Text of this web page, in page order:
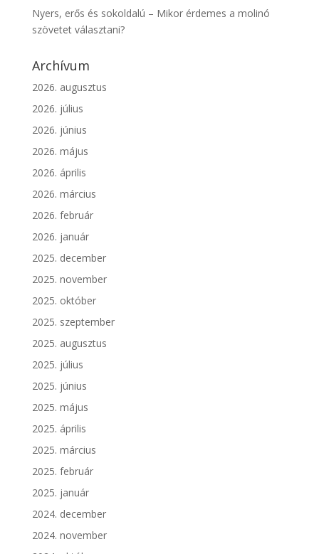
Nyers, erős és sokoldalú – Mikor érdemes a molinó
szövetet választani?
Archívum
2026. augusztus
2026. július
2026. június
2026. május
2026. április
2026. március
2026. február
2026. január
2025. december
2025. november
2025. október
2025. szeptember
2025. augusztus
2025. július
2025. június
2025. május
2025. április
2025. március
2025. február
2025. január
2024. december
2024. november